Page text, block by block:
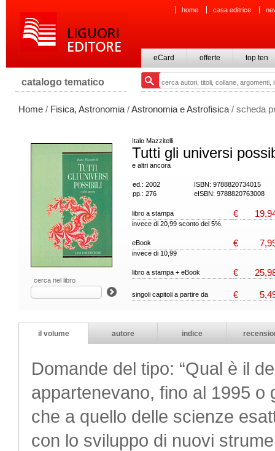
home casa editrice
eCard offerte top ten
catalogo tematico
Home / Fisica, Astronomia /Astronomia e Astrofisica / scheda
cerca nel libro
Italo Mazzitelli
Tutti gli universi
e altri ancora
ed.: 2002
ISBN: 9788820734015
pp.: 276
eISBN: 9788820763008
libro a stampa €
invece di 20,99 sconto del 5%.
eBook €
invece di 10,99
libro a stampa + eBook €
singoli capitoli a partire da €
il volume autore indice
Domande del tipo: “Qual è il
appartenevano, fino al 1995 o
che a quello delle scienze
con lo sviluppo di nuovi